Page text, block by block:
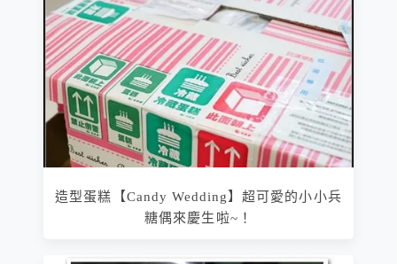
造型蛋糕【Candy Wedding】超可愛的小小兵
糖偶來慶生啦~！